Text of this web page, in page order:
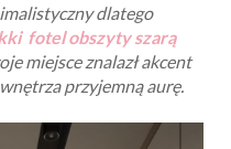
dlatego
fotel obszyty szarą
miejsce znalazł akcent
przyjemną aurę.